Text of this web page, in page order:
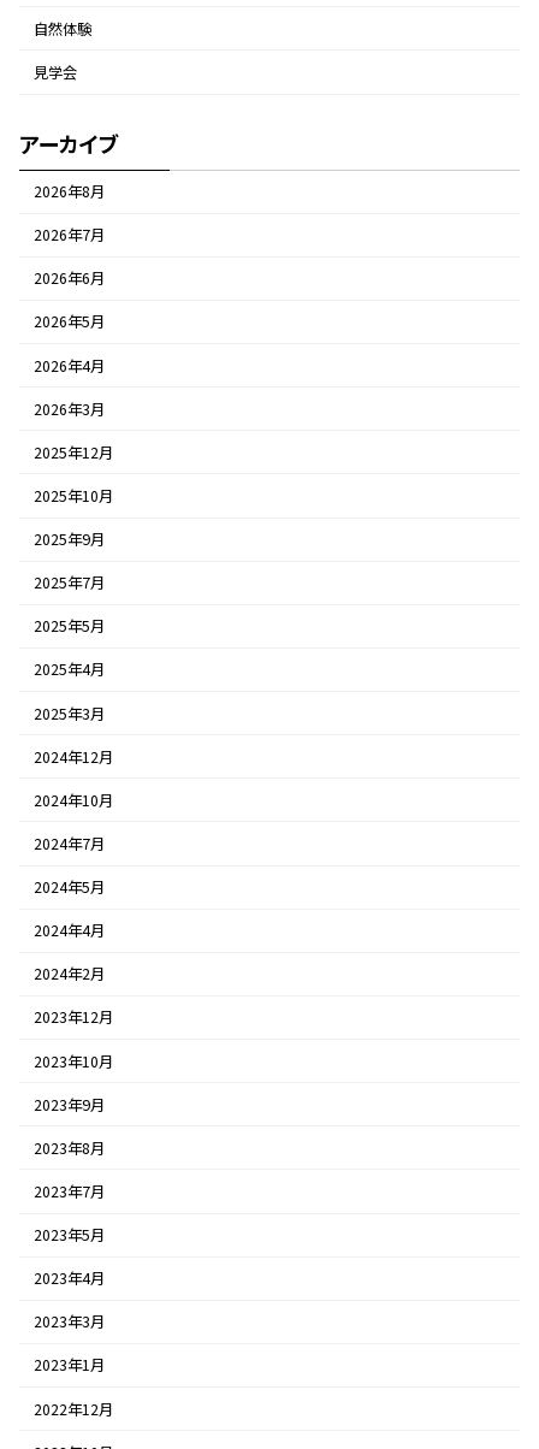
自然体験
見学会
アーカイブ
2026年8月
2026年7月
2026年6月
2026年5月
2026年4月
2026年3月
2025年12月
2025年10月
2025年9月
2025年7月
2025年5月
2025年4月
2025年3月
2024年12月
2024年10月
2024年7月
2024年5月
2024年4月
2024年2月
2023年12月
2023年10月
2023年9月
2023年8月
2023年7月
2023年5月
2023年4月
2023年3月
2023年1月
2022年12月